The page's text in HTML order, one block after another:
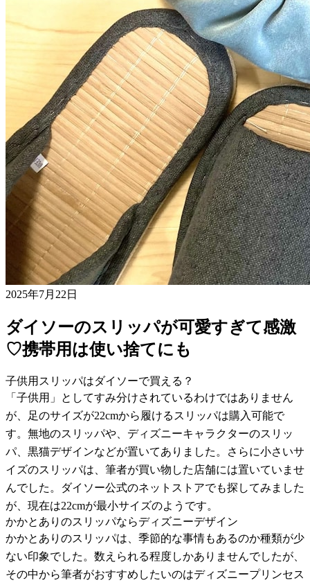
2025年7月22日
ダイソーのスリッパが可愛すぎて感激
♡携帯用は使い捨てにも
子供用スリッパはダイソーで買える？
「子供用」としてすみ分けされているわけではありません
が、足のサイズが22cmから履けるスリッパは購入可能で
す。無地のスリッパや、ディズニーキャラクターのスリッ
パ、黒猫デザインなどが置いてありました。さらに小さいサ
イズのスリッパは、筆者が買い物した店舗には置いていませ
んでした。ダイソー公式のネットストアでも探してみました
が、現在は22cmが最小サイズのようです。
かかとありのスリッパならディズニーデザイン
かかとありのスリッパは、季節的な事情もあるのか種類が少
ない印象でした。数えられる程度しかありませんでしたが、
その中から筆者がおすすめしたいのはディズニープリンセス